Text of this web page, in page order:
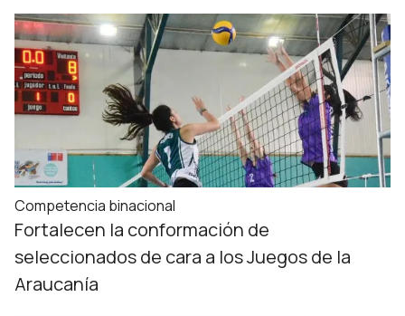
Competencia binacional
Fortalecen la conformación de
seleccionados de cara a los Juegos de la
Araucanía